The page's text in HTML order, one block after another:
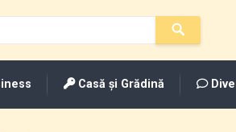
Casă și Grădină